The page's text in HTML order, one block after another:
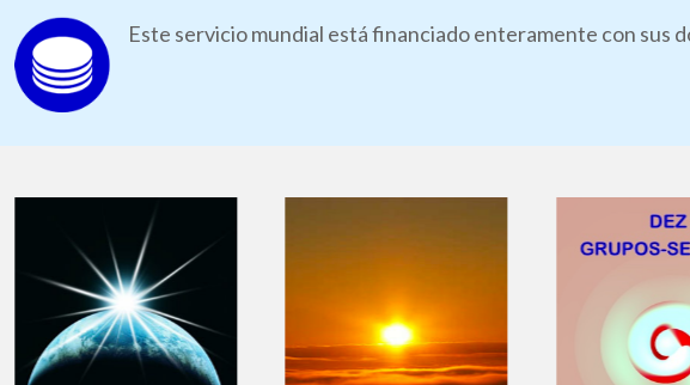
Este servicio mundial está financiado enteramente con sus